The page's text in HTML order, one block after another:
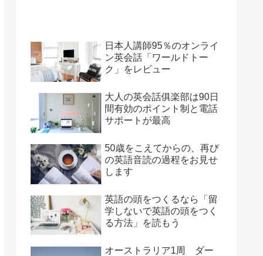
日本人講師95％のオンライ
ン英会話「ワールドトー
ク」をレビュー
大人の英会話俱楽部は90日
間有効のポイント制と電話
サポートが最高
50歳をこえてからの、再び
の英語音読の過程をお見せ
します
英語の頭をつくるなら「留
学しないで英語の頭をつく
る方法」を読もう
オーストラリア1周 ダー